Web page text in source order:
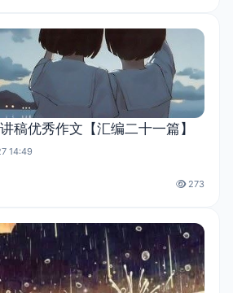
稿优秀作文【汇编二十一篇】
14:49
273